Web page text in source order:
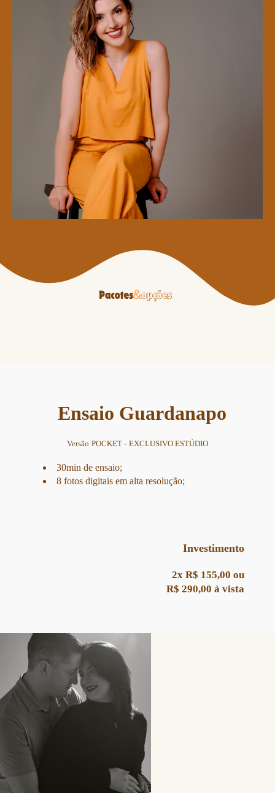
Ensaio Guardanapo
Versão POCKET - EXCLUSIVO ESTÚDIO
30min de ensaio;
8 fotos digitais em alta resolução;
Investimento
2x R$ 155,00 ou
R$ 290,00 à vista